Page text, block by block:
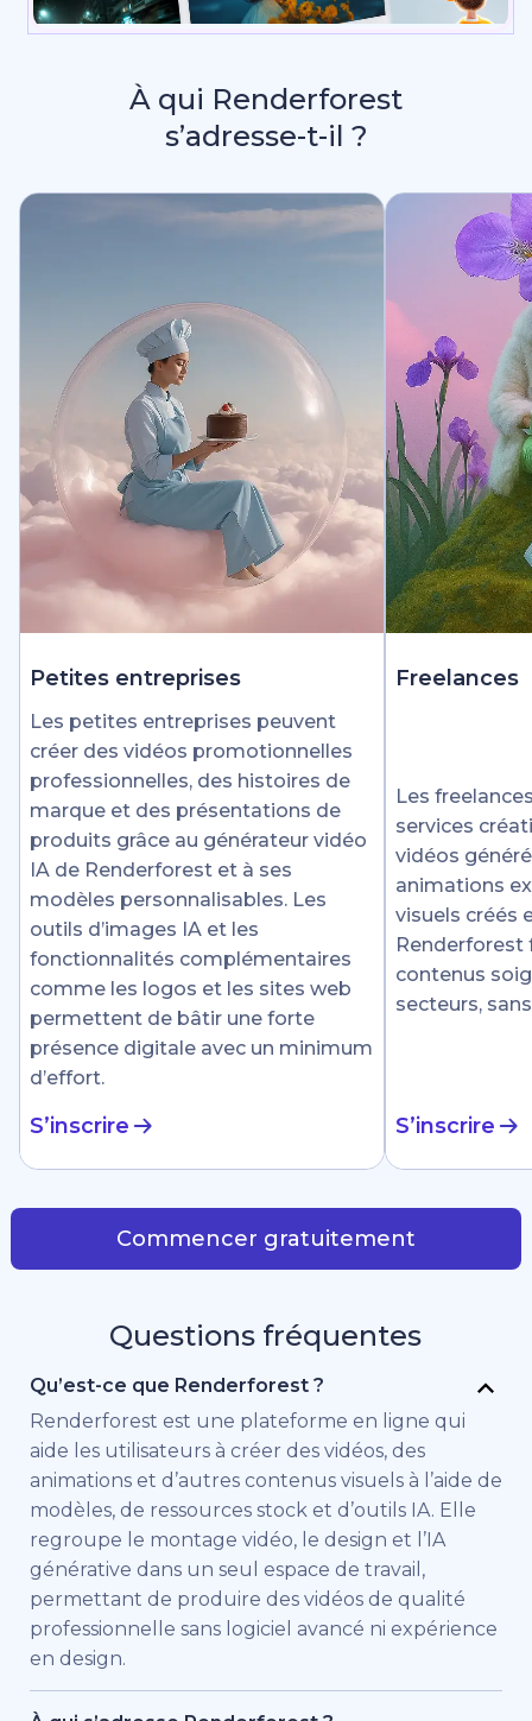
À qui Renderforest
s’adresse-t-il ?
Petites entreprises
Les petites entreprises peuvent
créer des vidéos promotionnelles
professionnelles, des histoires de
marque et des présentations de
produits grâce au générateur vidéo
IA de Renderforest et à ses
modèles personnalisables. Les
outils d’images IA et les
fonctionnalités complémentaires
comme les logos et les sites web
permettent de bâtir une forte
présence digitale avec un minimum
d’effort.
S’inscrire
Freelances
Les
services
vidéos
animations
visuels créés
Renderforest
contenus
secteurs,
S’inscrire
Commencer gratuitement
Questions fréquentes
Qu’est-ce que Renderforest ?
Renderforest est une plateforme en ligne qui
aide les utilisateurs à créer des vidéos, des
animations et d’autres contenus visuels à l’aide de
modèles, de ressources stock et d’outils IA. Elle
regroupe le montage vidéo, le design et l’IA
générative dans un seul espace de travail,
permettant de produire des vidéos de qualité
professionnelle sans logiciel avancé ni expérience
en design.